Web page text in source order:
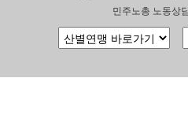
민주노총 노동상